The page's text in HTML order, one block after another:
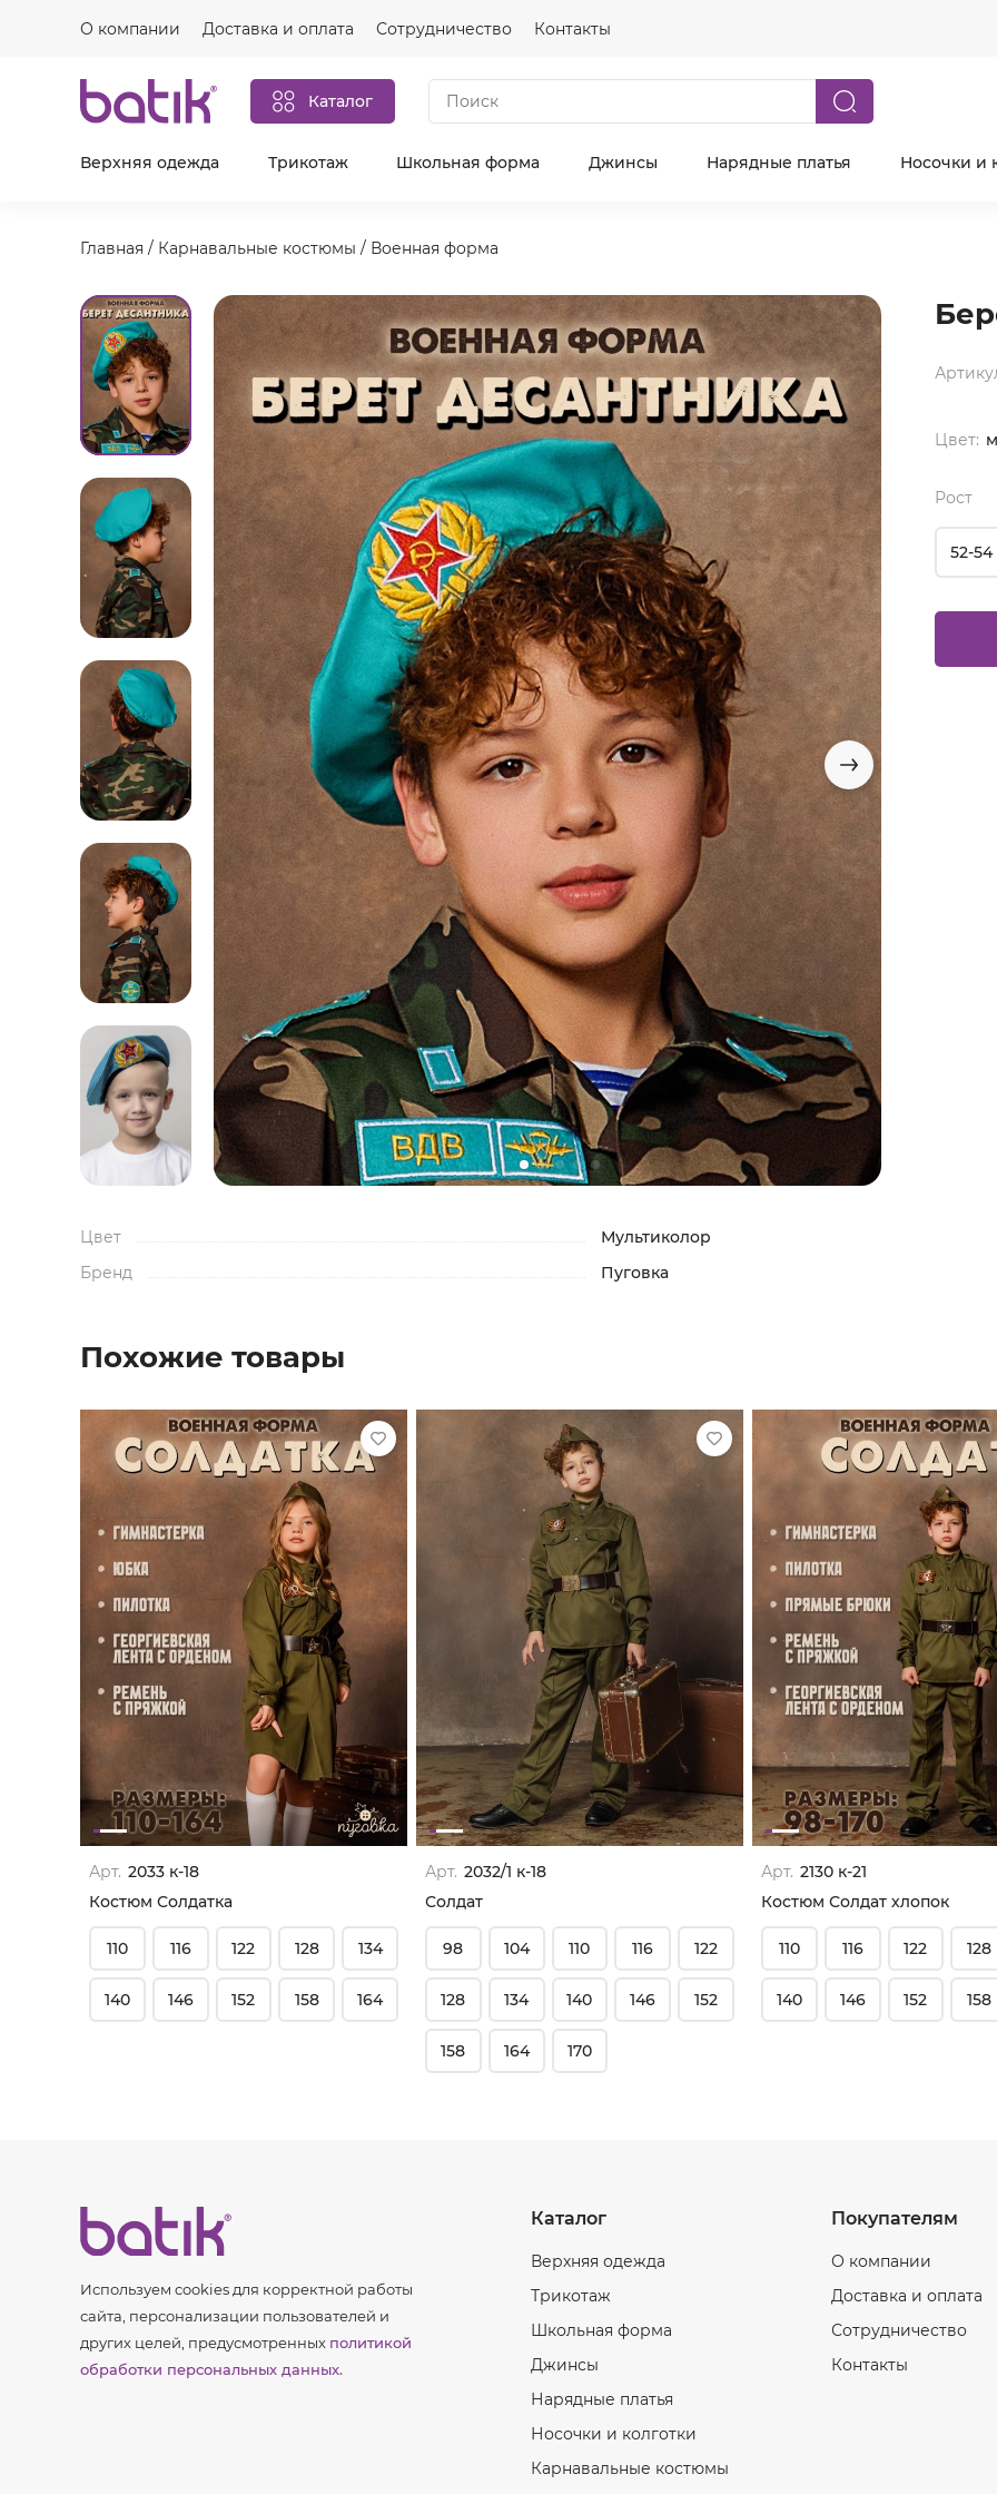
О компании Доставка и оплата Сотрудничество Контакты
Каталог
Верхняя одежда Трикотаж Школьная форма Джинсы Нарядные платья Носочки и
Главная / Карнавальные костюмы / Военная форма
Цвет:
Рост
52-54
Цвет
Мультиколор
Бренд
Пуговка
Похожие товары
Арт. 2033 к-18
Костюм Солдатка
110 116 122 128 134
140 146 152 158 164
Арт. 2032/1 к-18
Солдат
98 104 110 116 122
128 134 140 146 152
158 164 170
Арт. 2130 к-21
Костюм Солдат хлопок
110 116 122 128
140 146 152 158
Используем cookies для корректной работы
сайта, персонализации пользователей и
других целей, предусмотренных политикой
обработки персональных данных.
Каталог
Верхняя одежда
Трикотаж
Школьная форма
Джинсы
Нарядные платья
Носочки и колготки
Карнавальные костюмы
Покупателям
О компании
Доставка и оплата
Сотрудничество
Контакты